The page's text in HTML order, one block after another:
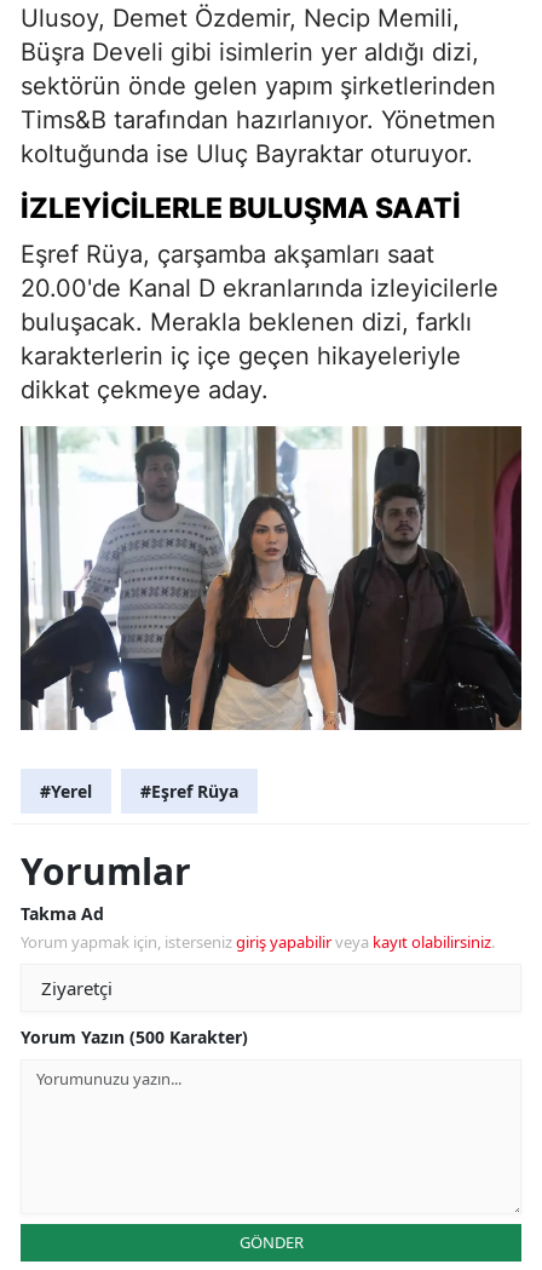
Ulusoy, Demet Özdemir, Necip Memili,
Büşra Develi gibi isimlerin yer aldığı dizi,
sektörün önde gelen yapım şirketlerinden
Tims&B tarafından hazırlanıyor. Yönetmen
koltuğunda ise Uluç Bayraktar oturuyor.
İZLEYICILERLE BULUŞMA SAATI
Eşref Rüya, çarşamba akşamları saat
20.00'de Kanal D ekranlarında izleyicilerle
buluşacak. Merakla beklenen dizi, farklı
karakterlerin iç içe geçen hikayeleriyle
dikkat çekmeye aday.
#Yerel #Eşref Rüya
Yorumlar
Takma Ad
Yorum yapmak için, istersenizgiriş yapabilirveya kayıt olabilirsiniz.
Yorum Yazın (500 Karakter)
GÖNDER